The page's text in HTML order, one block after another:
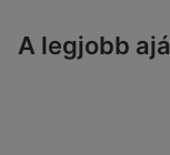
A legjobb